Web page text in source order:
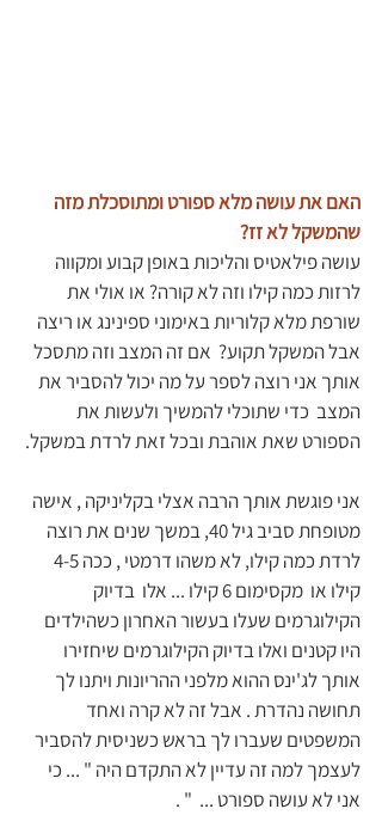
האם את עושה מלא ספורט ומתוסכלת מזה
שהמשקל לא זז?
עושה פילאטיס והליכות באופן קבוע ומקווה
לרזות כמה קילו וזה לא קורה? או אולי את
שורפת מלא קלוריות באימוני ספינינג או ריצה
אבל המשקל תקוע?  אם זה המצב וזה מתסכל
אותך אני רוצה לספר על מה יכול להסביר את
המצב  כדי שתוכלי להמשיך ולעשות את
הספורט שאת אוהבת ובכל זאת לרדת במשקל.
אני פוגשת אותך הרבה אצלי בקליניקה , אישה
מטופחת סביב גיל 40, במשך שנים את רוצה
קילו או  מקסימום 6 קילו ... אלו  בדיוק
הקילוגרמים שעלו בעשור האחרון כשהילדים
היו קטנים ואלו בדיוק הקילוגרמים שיחזירו
אותך לג'ינס ההוא מלפני ההריונות ויתנו לך
תחושה נהדרת . אבל זה לא קרה ואחד
המשפטים שעברו לך בראש כשניסית להסביר
לעצמך למה זה עדיין לא התקדם היה " ... כי
אני לא עושה ספורט ...  " .